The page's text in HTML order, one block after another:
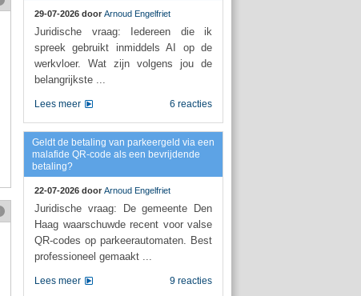
29-07-2026 door Arnoud Engelfriet
Juridische vraag: Iedereen die ik
spreek gebruikt inmiddels AI op de
werkvloer. Wat zijn volgens jou de
belangrijkste ...
6 reacties
Lees meer
Geldt de betaling van parkeergeld via een
malafide QR-code als een bevrijdende
betaling?
22-07-2026 door Arnoud Engelfriet
Juridische vraag: De gemeente Den
Haag waarschuwde recent voor valse
QR-codes op parkeerautomaten. Best
professioneel gemaakt ...
9 reacties
Lees meer